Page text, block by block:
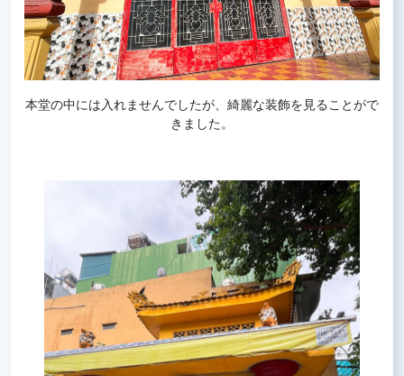
本堂の中には入れませんでしたが、綺麗な装飾を見ることがで
きました。